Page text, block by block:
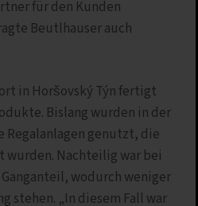
für den Kunden
Beutlhauser auch
in Horšovský Týn fertigt
Bislang wurden in der
Regalanlagen genutzt, die
Nachteilig war bei
wodurch weniger
stehen. „In diesem Fall war